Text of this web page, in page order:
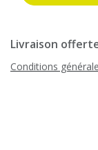
Livraison
Conditions